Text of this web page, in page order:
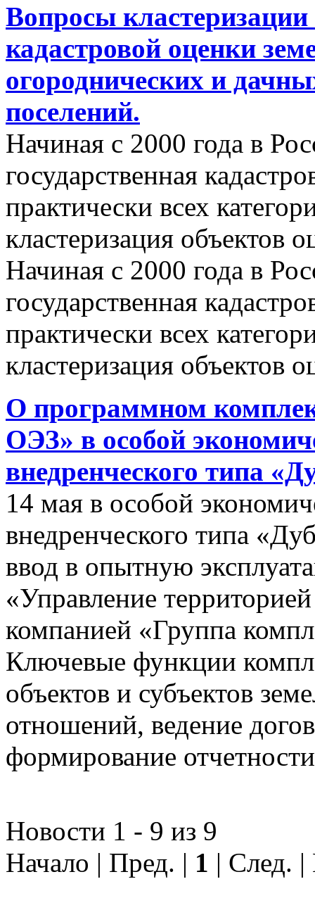
Вопросы кластеризации
кадастровой оценки
огороднических и
поселений.
Начиная с 2000 года в
государственная
практически всех
кластеризация объектов
Начиная с 2000 года в
государственная
практически всех
кластеризация объектов
О программном
ОЭЗ» в особой
внедренческого типа
14 мая в особой
внедренческого типа
ввод в опытную
«Управление
компанией «Группа
Ключевые функции
объектов и субъектов
отношений, ведение
формирование
Новости 1 - 9 из 9
Начало | Пред. | 1 | След.